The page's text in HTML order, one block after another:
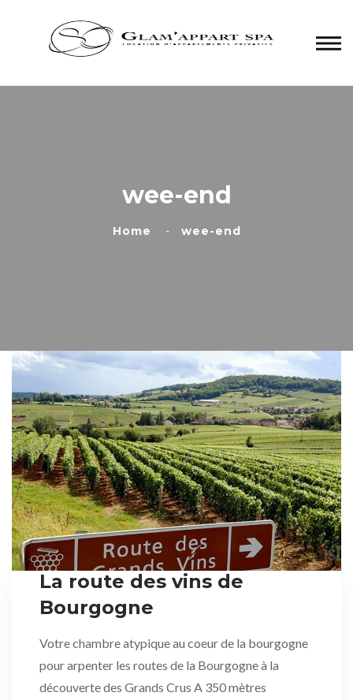
wee-end
Home wee-end
La route des vins de
Bourgogne
Votre chambre atypique au coeur de la bourgogne
pour arpenter les routes de la Bourgogne à la
découverte des Grands Crus A 350 mètres